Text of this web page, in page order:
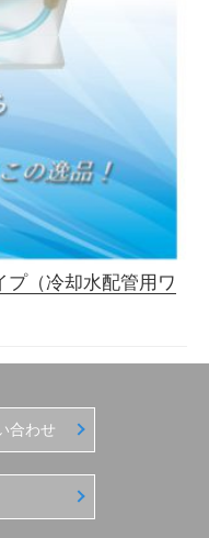
（冷却水配管用ワ
合わせ